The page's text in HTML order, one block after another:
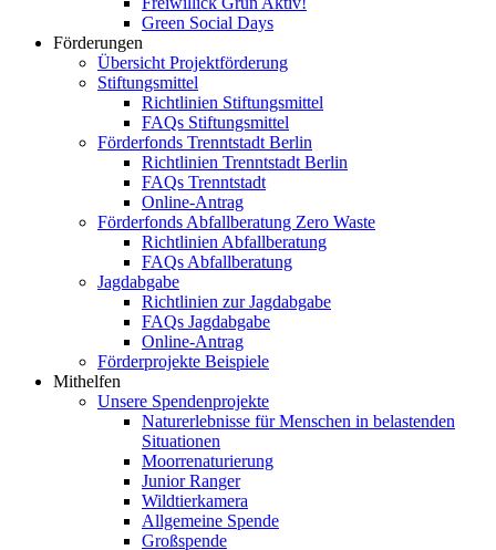
Green Social Days
Förderungen
Übersicht Projektförderung
Stiftungsmittel
Richtlinien Stiftungsmittel
FAQs Stiftungsmittel
Förderfonds Trenntstadt Berlin
Richtlinien Trenntstadt Berlin
FAQs Trenntstadt
Online-Antrag
Förderfonds Abfallberatung Zero Waste
Richtlinien Abfallberatung
FAQs Abfallberatung
Jagdabgabe
Richtlinien zur Jagdabgabe
FAQs Jagdabgabe
Online-Antrag
Förderprojekte Beispiele
Mithelfen
Unsere Spendenprojekte
Naturerlebnisse für Menschen in belastenden
Situationen
Moorrenaturierung
Junior Ranger
Wildtierkamera
Allgemeine Spende
Großspende